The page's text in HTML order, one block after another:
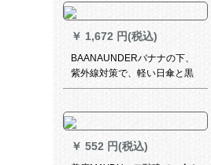
たみた傘
￥ 1,672 円(税込)
BAANAUNDERバナナの下、
紫外線対策で、軽い日傘と黒
い傘の大きな傘が、小さい傘
ミニパンソル黒いゴムが折ら
れたみました。
￥ 552 円(税込)